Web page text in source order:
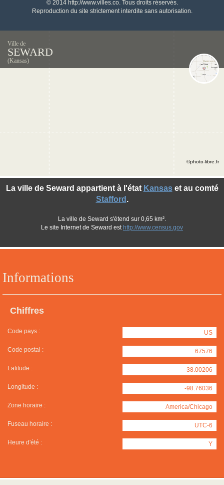
© 2014 http://www.villes.co. Tous droits réservés.
Reproduction du site strictement interdite sans autorisation.
Ville de
SEWARD
(Kansas)
Informations
Chiffres
Code pays : US
Code postal : 67576
Latitude : 38.00206
Longitude : -98.76036
Zone horaire : America/Chicago
Fuseau horaire : UTC-6
Heure d'été : Y
La ville de Seward appartient à l'état Kansaset au comté
Stafford .
La ville de Seward s'étend sur 0,65 km².
Le site Internet de Seward est http://www.census.gov
©photo-libre.fr